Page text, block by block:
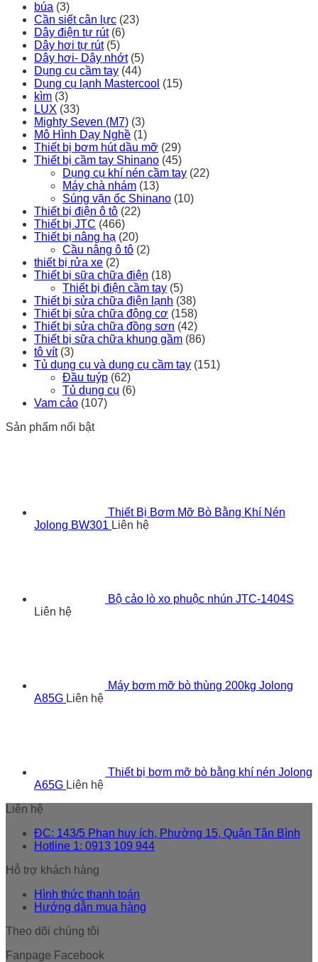
búa (3)
Cần siết cân lực (23)
Dây điện tự rút (6)
Dây hơi tự rút (5)
Dây hơi- Dây nhớt (5)
Dụng cụ cầm tay (44)
Dụng cụ lạnh Mastercool (15)
kìm (3)
LUX (33)
Mighty Seven (M7) (3)
Mô Hình Dạy Nghề (1)
Thiết bị bơm hút dầu mỡ (29)
Thiết bị cầm tay Shinano (45)
Dụng cụ khí nén cầm tay (22)
Máy chà nhám (13)
Súng vặn ốc Shinano (10)
Thiết bị điện ô tô (22)
Thiết bị JTC (466)
Thiết bị nâng hạ (20)
Cầu nâng ô tô (2)
thiết bị rửa xe (2)
Thiết bị sữa chữa điện (18)
Thiết bị điện cầm tay (5)
Thiết bị sửa chữa điện lạnh (38)
Thiết bị sửa chữa động cơ (158)
Thiết bị sửa chữa đồng sơn (42)
Thiết bị sữa chữa khung gầm (86)
tô vít (3)
Tủ dụng cụ và dụng cụ cầm tay (151)
Đầu tuýp (62)
Tủ dụng cụ (6)
Vam cảo (107)
Sản phẩm nổi bật
Thiết Bị Bơm Mỡ Bò Bằng Khí Nén
Jolong BW301 Liên hệ
Bộ cảo lò xo phuộc nhún JTC-1404S
Liên hệ
Máy bơm mỡ bò thùng 200kg Jolong
A85G Liên hệ
Thiết bị bơm mỡ bò bằng khí nén Jolong
A65G Liên hệ
Liên hệ
ĐC: 143/5 Phan huy ích, Phường 15, Quận Tân Bình
Hotline 1: 0913 109 944
Hỗ trợ khách hàng
Hình thức thanh toán
Hướng dẫn mua hàng
Theo dõi chúng tôi
Fanpage Facebook